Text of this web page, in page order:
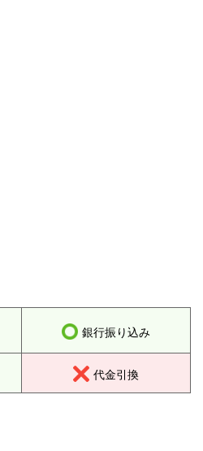
銀行振り込み
代金引換